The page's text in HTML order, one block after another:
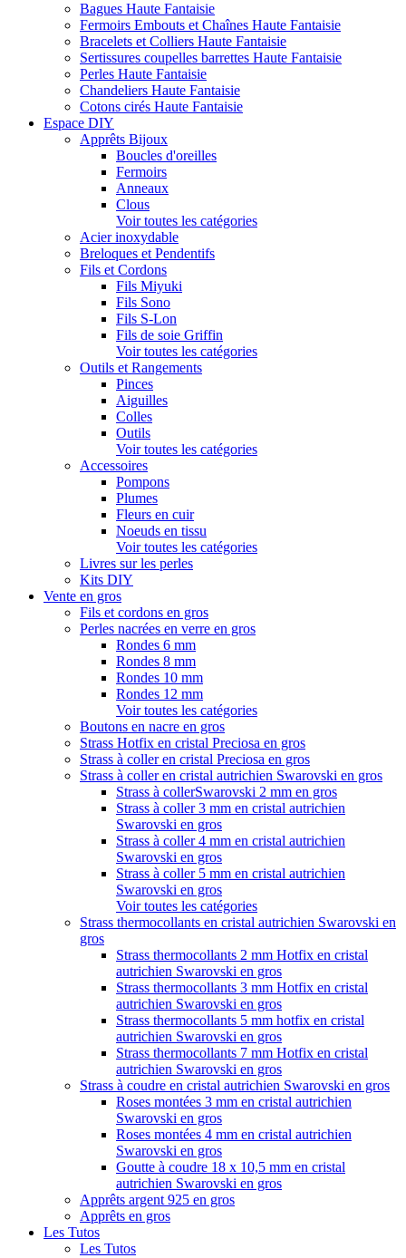
Bagues Haute Fantaisie
Fermoirs Embouts et Chaînes Haute Fantaisie
Bracelets et Colliers Haute Fantaisie
Sertissures coupelles barrettes Haute Fantaisie
Perles Haute Fantaisie
Chandeliers Haute Fantaisie
Cotons cirés Haute Fantaisie
Espace DIY
Apprêts Bijoux
Boucles d'oreilles
Fermoirs
Anneaux
Clous
Voir toutes les catégories
Acier inoxydable
Breloques et Pendentifs
Fils et Cordons
Fils Miyuki
Fils Sono
Fils S-Lon
Fils de soie Griffin
Voir toutes les catégories
Outils et Rangements
Pinces
Aiguilles
Colles
Outils
Voir toutes les catégories
Accessoires
Pompons
Plumes
Fleurs en cuir
Noeuds en tissu
Voir toutes les catégories
Livres sur les perles
Kits DIY
Vente en gros
Fils et cordons en gros
Perles nacrées en verre en gros
Rondes 6 mm
Rondes 8 mm
Rondes 10 mm
Rondes 12 mm
Voir toutes les catégories
Boutons en nacre en gros
Strass Hotfix en cristal Preciosa en gros
Strass à coller en cristal Preciosa en gros
Strass à coller en cristal autrichien Swarovski en gros
Strass à collerSwarovski 2 mm en gros
Strass à coller 3 mm en cristal autrichien
Swarovski en gros
Strass à coller 4 mm en cristal autrichien
Swarovski en gros
Strass à coller 5 mm en cristal autrichien
Swarovski en gros
Voir toutes les catégories
Strass thermocollants en cristal autrichien Swarovski en
gros
Strass thermocollants 2 mm Hotfix en cristal
autrichien Swarovski en gros
Strass thermocollants 3 mm Hotfix en cristal
autrichien Swarovski en gros
Strass thermocollants 5 mm hotfix en cristal
autrichien Swarovski en gros
Strass thermocollants 7 mm Hotfix en cristal
autrichien Swarovski en gros
Strass à coudre en cristal autrichien Swarovski en gros
Roses montées 3 mm en cristal autrichien
Swarovski en gros
Roses montées 4 mm en cristal autrichien
Swarovski en gros
Goutte à coudre 18 x 10,5 mm en cristal
autrichien Swarovski en gros
Apprêts argent 925 en gros
Apprêts en gros
Les Tutos
Les Tutos